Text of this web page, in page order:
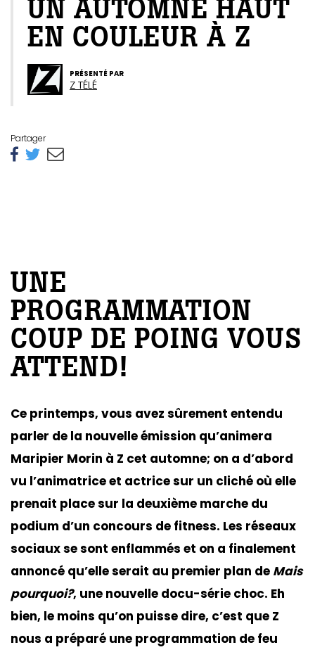
UN AUTOMNE HAUT
EN COULEUR À Z
PRÉSENTÉ PAR
Z TÉLÉ
Partager
UNE
PROGRAMMATION
COUP DE POING VOUS
ATTEND!
Ce printemps, vous avez sûrement entendu
parler de la nouvelle émission qu’animera
Maripier Morin à Z cet automne; on a d’abord
vu l’animatrice et actrice sur un cliché où elle
prenait place sur la deuxième marche du
podium d’un concours de fitness. Les réseaux
sociaux se sont enflammés et on a finalement
annoncé qu’elle serait au premier plan de Mais
pourquoi?, une nouvelle docu-série choc. Eh
bien, le moins qu’on puisse dire, c’est que Z
nous a préparé une programmation de feu